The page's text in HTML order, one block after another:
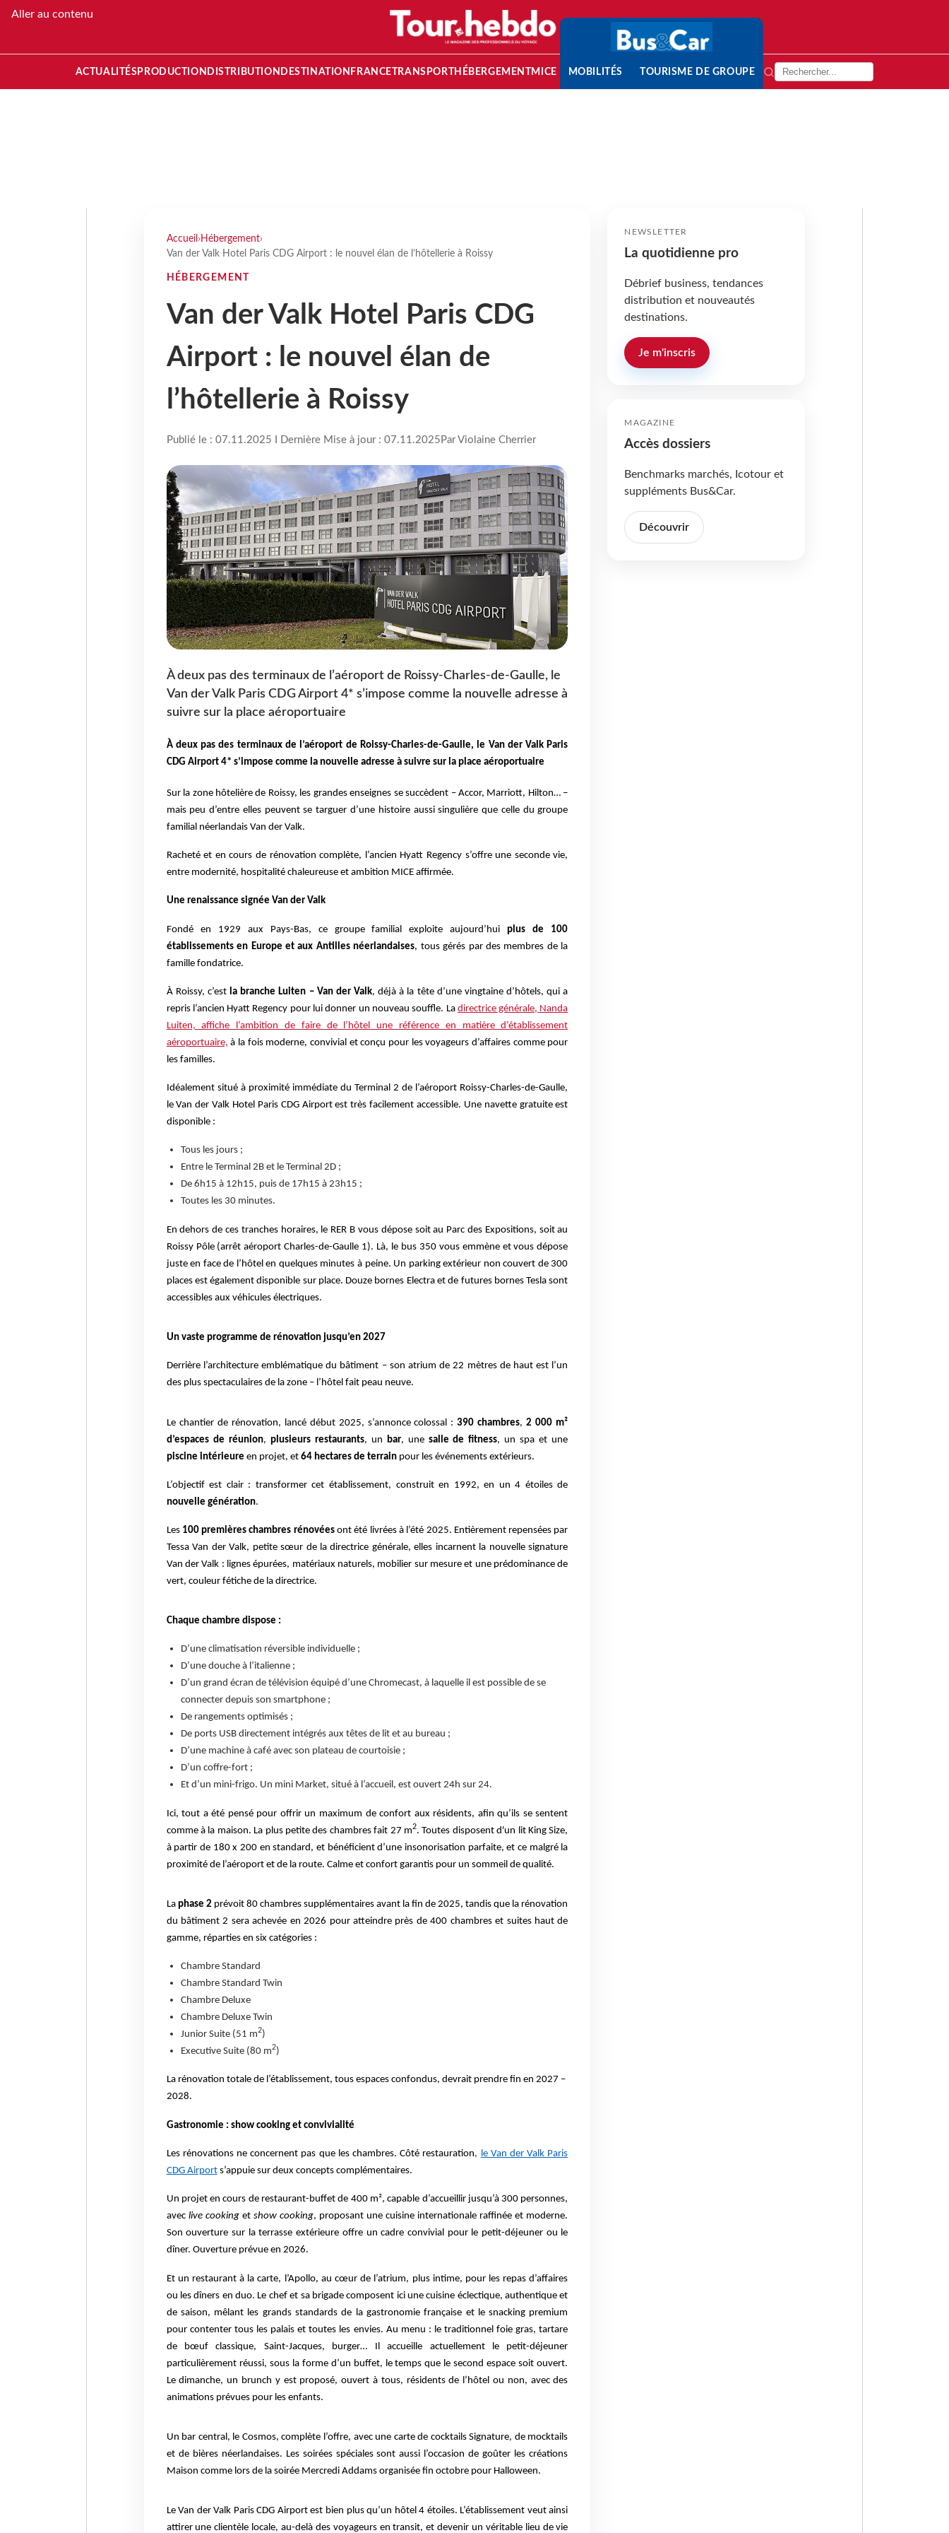
Aller au contenu
ACTUALITÉS PRODUCTION DISTRIBUTION DESTINATION FRANCETRANSPORT HÉBERGEMENTMICE MOBILITÉS TOURISME DE GROUPE
Accueil › Hébergement›
Van der Valk Hotel Paris CDG Airport : le nouvel élan de l’hôtellerie à Roissy
HÉBERGEMENT
Van der Valk Hotel Paris CDG
Airport : le nouvel élan de
l’hôtellerie à Roissy
Publié le : 07.11.2025 I Dernière Mise à jour : 07.11.2025 Par Violaine Cherrier
À deux pas des terminaux de l’aéroport de Roissy-Charles-de-Gaulle, le
Van der Valk Paris CDG Airport 4* s’impose comme la nouvelle adresse à
suivre sur la place aéroportuaire
À deux pas des terminaux de l’aéroport de Roissy-Charles-de-Gaulle, le Van der Valk Paris
CDG Airport 4* s’impose comme la nouvelle adresse à suivre sur la place aéroportuaire
Sur la zone hôtelière de Roissy, les grandes enseignes se succèdent – Accor, Marriott, Hilton… –
mais peu d’entre elles peuvent se targuer d’une histoire aussi singulière que celle du groupe
familial néerlandais Van der Valk.
Racheté et en cours de rénovation complète, l’ancien Hyatt Regency s’offre une seconde vie,
entre modernité, hospitalité chaleureuse et ambition MICE affirmée.
Une renaissance signée Van der Valk
Fondé en 1929 aux Pays-Bas, ce groupe familial exploite aujourd’huiplus de 100
établissements en Europe et aux Antilles néerlandaises, tous gérés par des membres de la
famille fondatrice.
À Roissy, c’est la branche Luiten – Van der Valk, déjà à la tête d’une vingtaine d’hôtels, qui a
repris l’ancien Hyatt Regency pour lui donner un nouveau souffle. La directrice générale, Nanda
Luiten, affiche l’ambition de faire de l’hôtel une référence en matière d’établissement
aéroportuaire, à la fois moderne, convivial et conçu pour les voyageurs d’affaires comme pour
les familles.
Idéalement situé à proximité immédiate du Terminal 2 de l’aéroport Roissy-Charles-de-Gaulle,
le Van der Valk Hotel Paris CDG Airport est très facilement accessible. Une navette gratuite est
disponible :
Tous les jours ;
Entre le Terminal 2B et le Terminal 2D ;
De 6h15 à 12h15, puis de 17h15 à 23h15 ;
Toutes les 30 minutes.
En dehors de ces tranches horaires, le RER B vous dépose soit au Parc des Expositions, soit au
Roissy Pôle (arrêt aéroport Charles-de-Gaulle 1). Là, le bus 350 vous emmène et vous dépose
juste en face de l’hôtel en quelques minutes à peine. Un parking extérieur non couvert de 300
places est également disponible sur place. Douze bornes Electra et de futures bornes Tesla sont
accessibles aux véhicules électriques.
Un vaste programme de rénovation jusqu’en 2027
Derrière l’architecture emblématique du bâtiment – son atrium de 22 mètres de haut est l’un
des plus spectaculaires de la zone – l’hôtel fait peau neuve.
Le chantier de rénovation, lancé début 2025, s’annonce colossal :390 chambres,2 000 m²
d’espaces de réunion, plusieurs restaurants, un bar, une salle de fitness, un spa et une
piscine intérieure en projet, et 64 hectares de terrainpour les événements extérieurs.
L’objectif est clair : transformer cet établissement, construit en 1992, en un 4 étoiles de
nouvelle génération.
Les 100 premières chambres rénovéesont été livrées à l’été 2025. Entièrement repensées par
Tessa Van der Valk, petite sœur de la directrice générale, elles incarnent la nouvelle signature
Van der Valk : lignes épurées, matériaux naturels, mobilier sur mesure et une prédominance de
vert, couleur fétiche de la directrice.
Chaque chambre dispose :
D’une climatisation réversible individuelle ;
D’une douche à l’italienne ;
D’un grand écran de télévision équipé d’une Chromecast, à laquelle il est possible de se
connecter depuis son smartphone ;
De rangements optimisés ;
De ports USB directement intégrés aux têtes de lit et au bureau ;
D’une machine à café avec son plateau de courtoisie ;
D’un coffre-fort ;
Et d’un mini-frigo. Un mini Market, situé à l’accueil, est ouvert 24h sur 24.
Ici, tout a été pensé pour offrir un maximum de confort aux résidents, afin qu’ils se sentent
comme à la maison. La plus petite des chambres fait 27 m2. Toutes disposent d'un lit King Size,
à partir de 180 x 200 en standard, et bénéficient d’une insonorisation parfaite, et ce malgré la
proximité de l’aéroport et de la route. Calme et confort garantis pour un sommeil de qualité.
La phase 2 prévoit 80 chambres supplémentaires avant la fin de 2025, tandis que la rénovation
du bâtiment 2 sera achevée en 2026 pour atteindre près de 400 chambres et suites haut de
gamme, réparties en six catégories :
Chambre Standard
Chambre Standard Twin
Chambre Deluxe
Chambre Deluxe Twin
Junior Suite (51 m2)
Executive Suite (80 m2)
La rénovation totale de l’établissement, tous espaces confondus, devrait prendre fin en 2027 –
2028.
Gastronomie : show cooking et convivialité
Les rénovations ne concernent pas que les chambres. Côté restauration, le Van der Valk Paris
CDG Airport s’appuie sur deux concepts complémentaires.
Un projet en cours de restaurant-buffet de 400 m², capable d’accueillir jusqu’à 300 personnes,
avec live cookinget show cooking, proposant une cuisine internationale raffinée et moderne.
Son ouverture sur la terrasse extérieure offre un cadre convivial pour le petit-déjeuner ou le
dîner. Ouverture prévue en 2026.
Et un restaurant à la carte, l’Apollo, au cœur de l’atrium, plus intime, pour les repas d’affaires
ou les dîners en duo. Le chef et sa brigade composent ici une cuisine éclectique, authentique et
de saison, mêlant les grands standards de la gastronomie française et le snacking premium
pour contenter tous les palais et toutes les envies. Au menu : le traditionnel foie gras, tartare
de bœuf classique, Saint-Jacques, burger… Il accueille actuellement le petit-déjeuner
particulièrement réussi, sous la forme d’un buffet, le temps que le second espace soit ouvert.
Le dimanche, un brunch y est proposé, ouvert à tous, résidents de l’hôtel ou non, avec des
animations prévues pour les enfants.
Un bar central, le Cosmos, complète l’offre, avec une carte de cocktails Signature, de mocktails
et de bières néerlandaises. Les soirées spéciales sont aussi l’occasion de goûter les créations
Maison comme lors de la soirée Mercredi Addams organisée fin octobre pour Halloween.
Le Van der Valk Paris CDG Airport est bien plus qu’un hôtel 4 étoiles. L’établissement veut ainsi
attirer une clientèle locale, au-delà des voyageurs en transit, et devenir un véritable lieu de vie
NEWSLETTER
La quotidienne pro
Débrief business, tendances
distribution et nouveautés
destinations.
Je m'inscris
MAGAZINE
Accès dossiers
Benchmarks marchés, Icotour et
suppléments Bus&Car.
Découvrir